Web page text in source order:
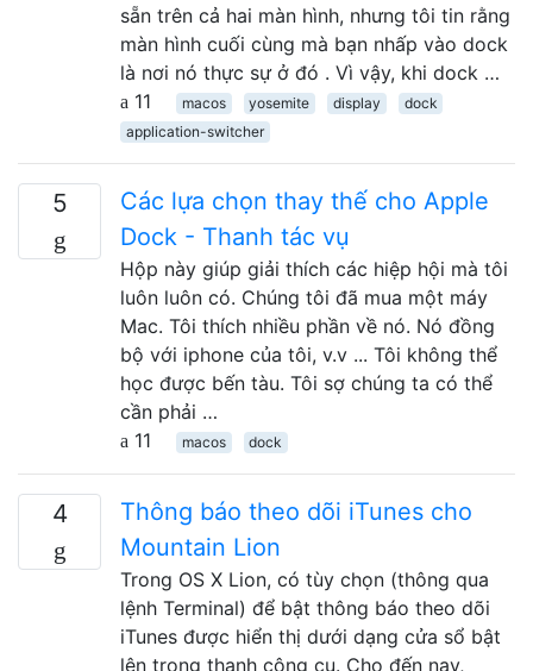
sẵn trên cả hai màn hình, nhưng tôi tin rằng
màn hình cuối cùng mà bạn nhấp vào dock
là nơi nó thực sự ở đó . Vì vậy, khi dock …
11
macos yosemite display
dock
application-switcher
5
Các lựa chọn thay thế cho Apple
Dock - Thanh tác vụ
Hộp này giúp giải thích các hiệp hội mà tôi
luôn luôn có. Chúng tôi đã mua một máy
Mac. Tôi thích nhiều phần về nó. Nó đồng
bộ với iphone của tôi, v.v ... Tôi không thể
học được bến tàu. Tôi sợ chúng ta có thể
cần phải …
11
macos dock
4
Thông báo theo dõi iTunes cho
Mountain Lion
Trong OS X Lion, có tùy chọn (thông qua
lệnh Terminal) để bật thông báo theo dõi
iTunes được hiển thị dưới dạng cửa sổ bật
lên trong thanh công cụ. Cho đến nay,